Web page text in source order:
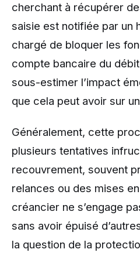
cherchant à récupérer
saisie est notifiée par un
chargé de bloquer les
compte bancaire du
sous-estimer l’impact
que cela peut avoir sur
Généralement, cette
plusieurs tentatives
recouvrement, souvent
relances ou des mises
créancier ne s’engage
sans avoir épuisé
la question de la